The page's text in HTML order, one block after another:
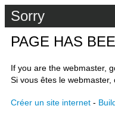
Sorry
PAGE HAS
If you are the webmaster,
Si vous êtes le
Créer un site internet -